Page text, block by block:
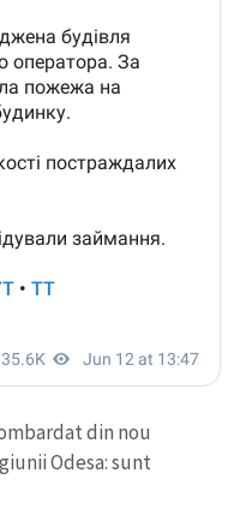
din nou
Odesa: sunt